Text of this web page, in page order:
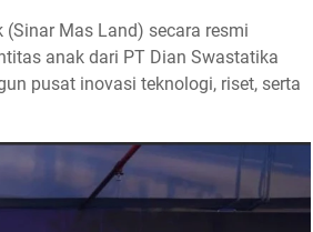
Mas Land) secara resmi
anak dari PT Dian Swastatika
pusat inovasi teknologi, riset, serta